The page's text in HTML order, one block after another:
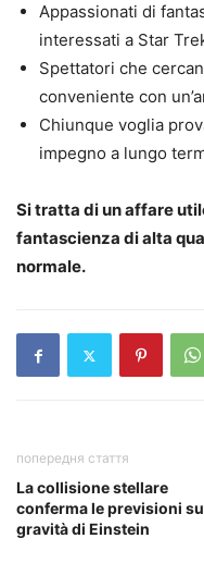
Appassionati di
interessati a Star
Spettatori che
conveniente con
Chiunque voglia
impegno a lungo
Si tratta di un affare
fantascienza di alta
normale.
попередня стаття
La collisione stellare
conferma le previsioni
gravità di Einstein